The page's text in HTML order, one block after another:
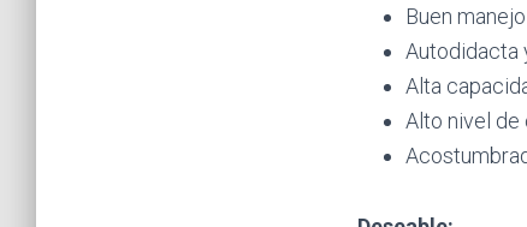
Buen
Autodidacta
Alta
Alto nivel de